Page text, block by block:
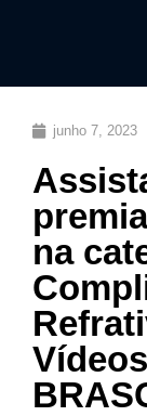
junho 7, 2023
na